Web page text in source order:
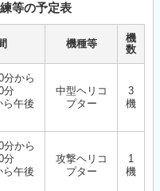
等の予定表
機種等
機
数
分から
分
ら午後
中型ヘリコ
プター
3
機
分から
分
ら午後
攻撃ヘリコ
プター
1
機